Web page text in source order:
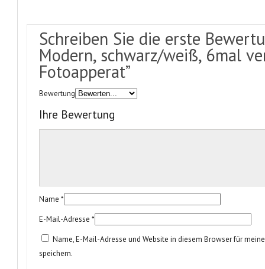
Schreiben Sie die erste
Modern, schwarz/weiß, 6mal
Fotoapperat”
Bewertung
Ihre Bewertung
Name *
E-Mail-Adresse *
Name, E-Mail-Adresse und Website in diesem Browser für
speichern.